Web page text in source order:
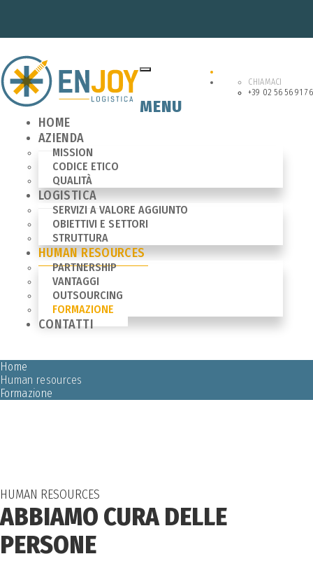
CHIAMACI
+39 02 56 56 91 76
MENU
HOME
AZIENDA
MISSION
CODICE ETICO
QUALITÀ
LOGISTICA
SERVIZI A VALORE AGGIUNTO
OBIETTIVI E SETTORI
STRUTTURA
HUMAN RESOURCES
PARTNERSHIP
VANTAGGI
OUTSOURCING
FORMAZIONE
CONTATTI
Home
Human resources
Formazione
HUMAN RESOURCES
ABBIAMO CURA DELLE
PERSONE